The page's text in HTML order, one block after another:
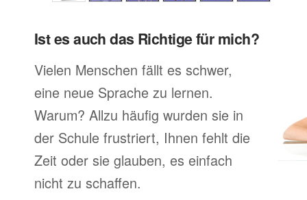
Ist es auch das Richtige für mich?
Vielen Menschen fällt es schwer,
eine neue Sprache zu lernen.
Warum? Allzu häufig wurden sie in
der Schule frustriert, Ihnen fehlt die
Zeit oder sie glauben, es einfach
nicht zu schaffen.